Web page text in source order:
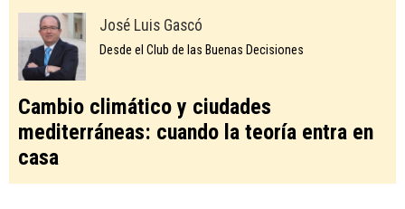
José Luis Gascó
Desde el Club de las Buenas Decisiones
Cambio climático y ciudades
mediterráneas: cuando la teoría entra en
casa